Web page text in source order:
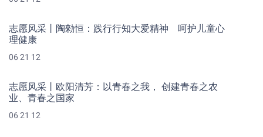
志愿风采丨陶勑恒：践行行知大爱精神 呵护儿童心
理健康
06 21 12
志愿风采丨欧阳清芳：以青春之我， 创建青春之农
业、青春之国家
06 21 12